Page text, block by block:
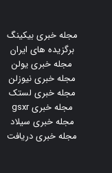
مجله خبری بیکینگ
برگزیده های ایران
مجله خبری یولن
مجله خبری نیوزلن
مجله خبری لستک
مجله خبری gsxr
مجله خبری سیلاد
مجله خبری دریافت